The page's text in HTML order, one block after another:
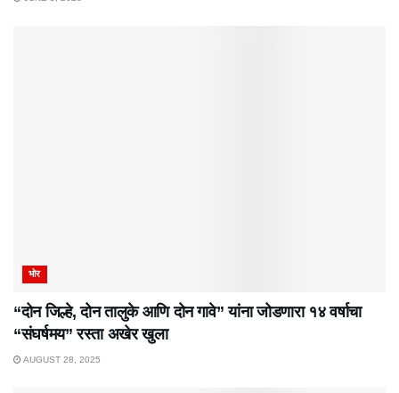
भोर
“दोन जिल्हे, दोन तालुके आणि दोन गावे” यांना जोडणारा १४ वर्षाचा
“संघर्षमय” रस्ता अखेर खुला
AUGUST 28, 2025